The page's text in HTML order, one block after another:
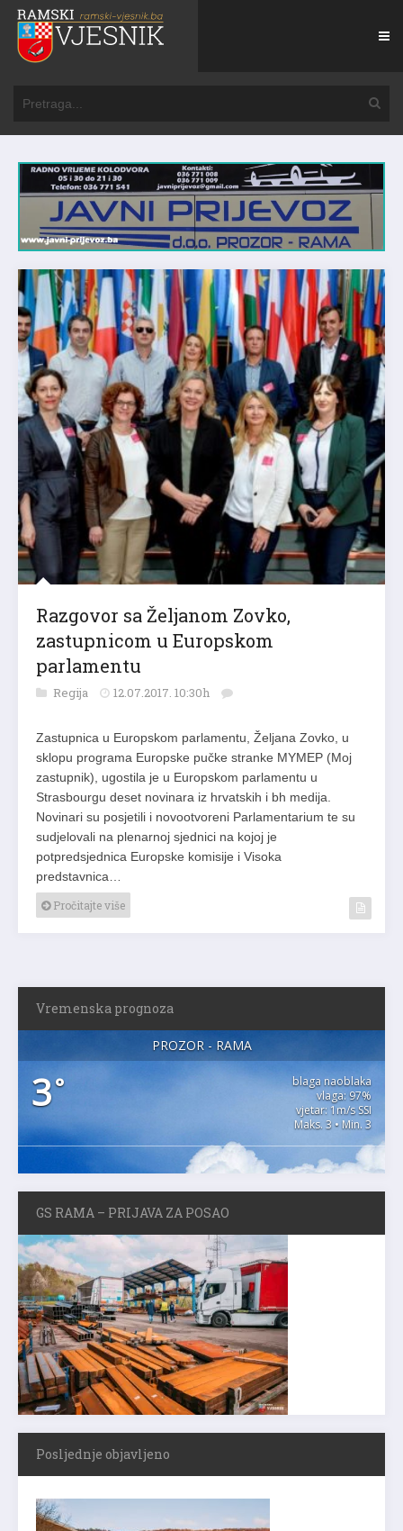
Razgovor sa Željanom Zovko,
zastupnicom u Europskom
parlamentu
Regija 12.07.2017. 10:30h
Zastupnica u Europskom parlamentu, Željana Zovko, u
sklopu programa Europske pučke stranke MYMEP (Moj
zastupnik), ugostila je u Europskom parlamentu u
Strasbourgu deset novinara iz hrvatskih i bh medija.
Novinari su posjetili i novootvoreni Parlamentarium te su
sudjelovali na plenarnoj sjednici na kojoj je
potpredsjednica Europske komisije i Visoka
predstavnica…
Pročitajte više
Vremenska prognoza
PROZOR - RAMA
3°
blaga naoblaka
vlaga: 97%
vjetar: 1m/s SSI
Maks. 3 • Min. 3
GS RAMA – PRIJAVA ZA POSAO
Posljednje objavljeno